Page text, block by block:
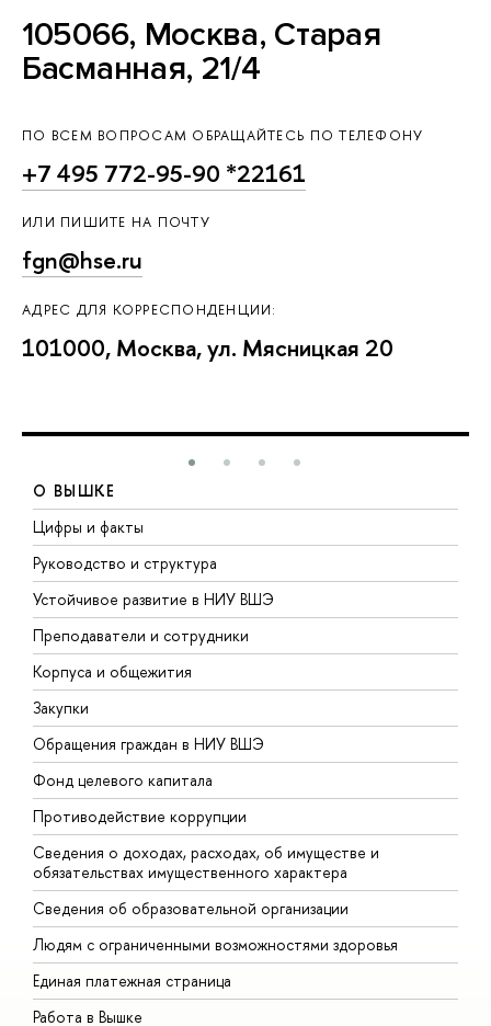
105066, Москва, Старая
Басманная, 21/4
ПО ВСЕМ ВОПРОСАМ ОБРАЩАЙТЕСЬ ПО ТЕЛЕФОНУ
+7 495 772-95-90 *22161
ИЛИ ПИШИТЕ НА ПОЧТУ
fgn@hse.ru
АДРЕС ДЛЯ КОРРЕСПОНДЕНЦИИ:
101000, Москва, ул. Мясницкая 20
О ВЫШКЕ
Цифры и факты
Руководство и структура
Устойчивое развитие в НИУ ВШЭ
Преподаватели и сотрудники
Корпуса и общежития
Закупки
Обращения граждан в НИУ ВШЭ
Фонд целевого капитала
Противодействие коррупции
Сведения о доходах, расходах, об имуществе и
обязательствах имущественного характера
Сведения об образовательной организации
Людям с ограниченными возможностями здоровья
Единая платежная страница
Работа в Вышке